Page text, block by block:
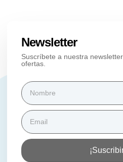
Newsletter
Suscríbete a nuestra
ofertas.